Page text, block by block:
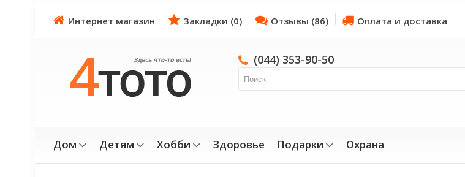
Интернет магазин Закладки (0) Отзывы (86) Оплата и доставка
(044) 353-90-50
Дом Детям Хобби Здоровье Подарки Охрана